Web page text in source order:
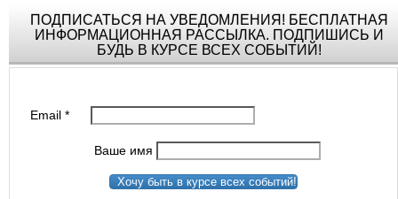
ПОДПИСАТЬСЯ НА УВЕДОМЛЕНИЯ! БЕСПЛАТНАЯ
ИНФОРМАЦИОННАЯ РАССЫЛКА. ПОДПИШИСЬ И
БУДЬ В КУРСЕ ВСЕХ СОБЫТИЙ!
Email*
Ваше имя
Хочу быть в курсе всех событий!